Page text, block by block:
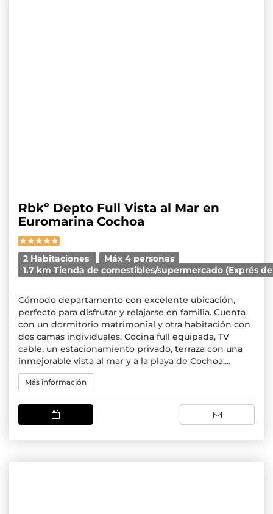
Rbkº Depto Full Vista al Mar en
Euromarina Cochoa
2 Habitaciones
Máx 4 personas
1.7 km Tienda de comestibles/supermercado (Exprés
Cómodo departamento con excelente ubicación,
perfecto para disfrutar y relajarse en familia. Cuenta
con un dormitorio matrimonial y otra habitación con
dos camas individuales. Cocina full equipada, TV
cable, un estacionamiento privado, terraza con una
inmejorable vista al mar y a la playa de Cochoa,...
Más información